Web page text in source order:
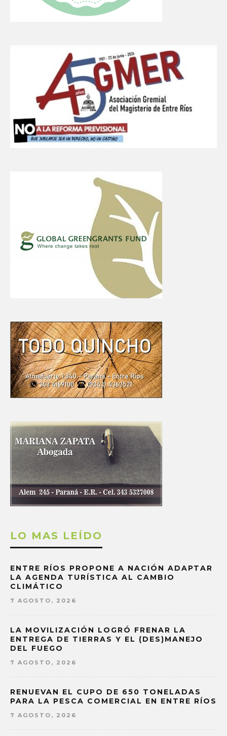
LO MAS LEÍDO
ENTRE RÍOS PROPONE A NACIÓN ADAPTAR
LA AGENDA TURÍSTICA AL CAMBIO
CLIMÁTICO
7 AGOSTO, 2026
LA MOVILIZACIÓN LOGRÓ FRENAR LA
ENTREGA DE TIERRAS Y EL (DES)MANEJO
DEL FUEGO
7 AGOSTO, 2026
RENUEVAN EL CUPO DE 650 TONELADAS
PARA LA PESCA COMERCIAL EN ENTRE RÍOS
7 AGOSTO, 2026